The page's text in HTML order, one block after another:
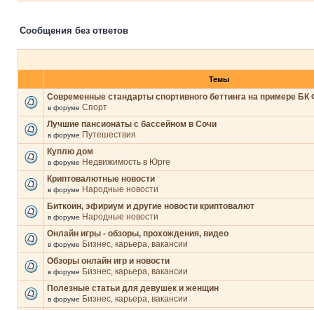
Сообщения без ответов
Темы
Современные стандарты спортивного беттинга на примере БК
в форуме Спорт
Лучшие пансионаты с бассейном в Сочи
в форуме Путешествия
Куплю дом
в форуме Недвижимость в Юрге
Криптовалютные новости
в форуме Народные новости
Биткоин, эфириум и другие новости криптовалют
в форуме Народные новости
Онлайн игры - обзоры, прохождения, видео
в форуме Бизнес, карьера, вакансии
Обзоры онлайн игр и новости
в форуме Бизнес, карьера, вакансии
Полезные статьи для девушек и женщин
в форуме Бизнес, карьера, вакансии